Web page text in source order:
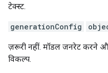
टेक्स्ट.
generationConfig
ज़रूरी नहीं. मॉडल जनरेट करने
विकल्प.